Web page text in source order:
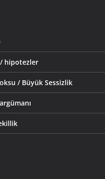
hipotezler
/ Büyük Sessizlik